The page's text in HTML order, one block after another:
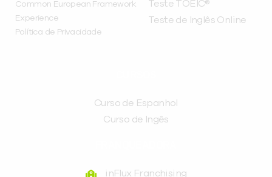
Common European Framework
Experience
Política de Privacidade
Teste TOEIC®
Teste de Inglês Online
Curso de Espanhol
Curso de Ingês
inFlux Franchising